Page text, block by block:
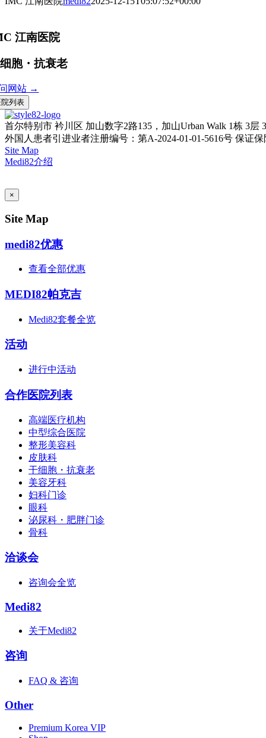
江南医院
胞・抗衰老
网站 →
院列表
首尔特别市 衿川区 加山数字2路135，加山Urban Walk 1栋 3层
外国人患者引进业者注册编号：第A-2024-01-01-5616号 保证保
Site Map
Medi82介绍
×
Site Map
medi82优惠
查看全部优惠
MEDI82帕克吉
Medi82套餐全览
活动
进行中活动
合作医院列表
高端医疗机构
中型综合医院
整形美容科
皮肤科
干细胞・抗衰老
美容牙科
妇科门诊
眼科
泌尿科・肥胖门诊
骨科
洽谈会
咨询会全览
Medi82
关于Medi82
咨询
FAQ & 咨询
Other
Premium Korea VIP